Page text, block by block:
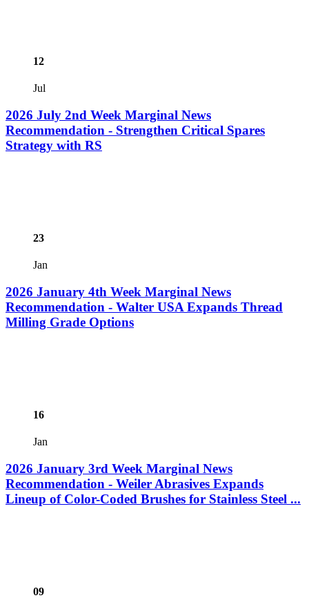
12
Jul
2026 July 2nd Week Marginal News
Recommendation - Strengthen Critical Spares
Strategy with RS
23
Jan
2026 January 4th Week Marginal News
Recommendation - Walter USA Expands Thread
Milling Grade Options
16
Jan
2026 January 3rd Week Marginal News
Recommendation - Weiler Abrasives Expands
Lineup of Color-Coded Brushes for Stainless Steel ...
09